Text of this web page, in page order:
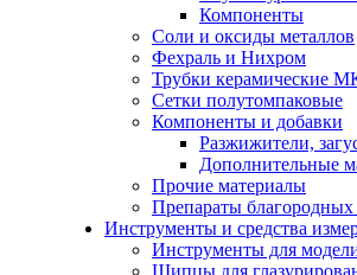
Компоненты
Соли и оксиды металлов
Фехраль и Нихром
Трубки керамические
Сетки полутомпаковые
Компоненты и добавки
Разжижители,
Дополнительные
Прочие материалы
Препараты благородных
Инструменты и средства
Инструменты для
Щипцы для